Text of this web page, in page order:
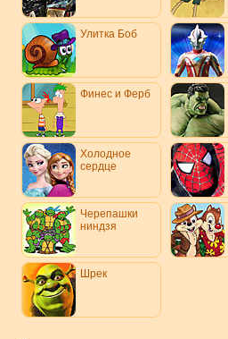
Улитка Боб
Финес и Ферб
Холодное
сердце
Черепашки
ниндзя
Шрек